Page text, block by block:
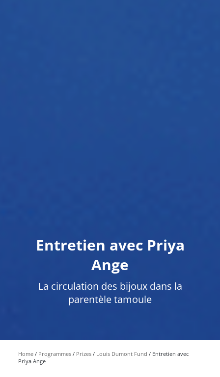
Entretien avec Priya
Ange
La circulation des bijoux dans la
parentèle tamoule
Home Programmes Prizes Louis Dumont Fund
Entretien avec
Priya Ange